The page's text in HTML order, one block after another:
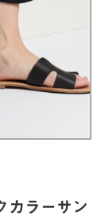
バイマの疑問に現役パーソナルショッパーが答えてみた
バイマ活動の疑問に売れっ子現役バイヤーが答えてみた
カラーサン